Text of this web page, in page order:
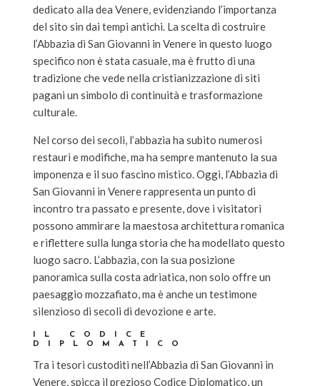
dedicato alla dea Venere, evidenziando l’importanza
del sito sin dai tempi antichi. La scelta di costruire
l’Abbazia di San Giovanni in Venere in questo luogo
specifico non è stata casuale, ma è frutto di una
tradizione che vede nella cristianizzazione di siti
pagani un simbolo di continuità e trasformazione
culturale.
Nel corso dei secoli, l’abbazia ha subito numerosi
restauri e modifiche, ma ha sempre mantenuto la sua
imponenza e il suo fascino mistico. Oggi, l’Abbazia di
San Giovanni in Venere rappresenta un punto di
incontro tra passato e presente, dove i visitatori
possono ammirare la maestosa architettura romanica
e riflettere sulla lunga storia che ha modellato questo
luogo sacro. L’abbazia, con la sua posizione
panoramica sulla costa adriatica, non solo offre un
paesaggio mozzafiato, ma è anche un testimone
silenzioso di secoli di devozione e arte.
IL CODICE
DIPLOMATICO
Tra i tesori custoditi nell’Abbazia di San Giovanni in
Venere, spicca il prezioso Codice Diplomatico, un